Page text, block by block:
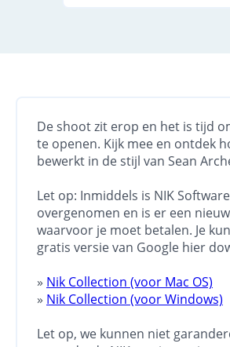
De shoot zit erop en het is tijd
te openen. Kijk mee en ontdek
bewerkt in de stijl van Sean
Let op: Inmiddels is NIK Software
overgenomen en is er een
waarvoor je moet betalen. Je
gratis versie van Google hier
» Nik Collection (voor Mac OS)
» Nik Collection (voor Windows)
Let op, we kunnen niet